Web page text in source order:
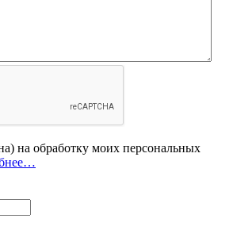
на обработку моих персональных